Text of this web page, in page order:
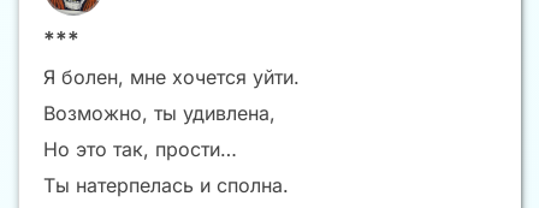
***
Я болен, мне хочется уйти.
Возможно, ты удивлена,
Но это так, прости…
Ты натерпелась и сполна.